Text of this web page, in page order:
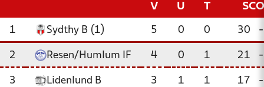
V U T
1 Sydthy B (1) 5 0 0 30 -
2 Resen/Humlum IF 4 0 1 21 -
3 Lidenlund B 3 1 1 17 -